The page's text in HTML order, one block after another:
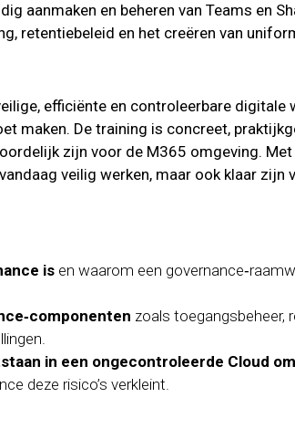
aanmaken en beheren van Teams en
retentiebeleid en het creëren van
efficiënte en controleerbare digitale
maken. De training is concreet,
zijn voor de M365 omgeving.
veilig werken, maar ook klaar
is en waarom een
zoals toegangsbeheer,
in een ongecontroleerde Cloud
deze risico’s verkleint.